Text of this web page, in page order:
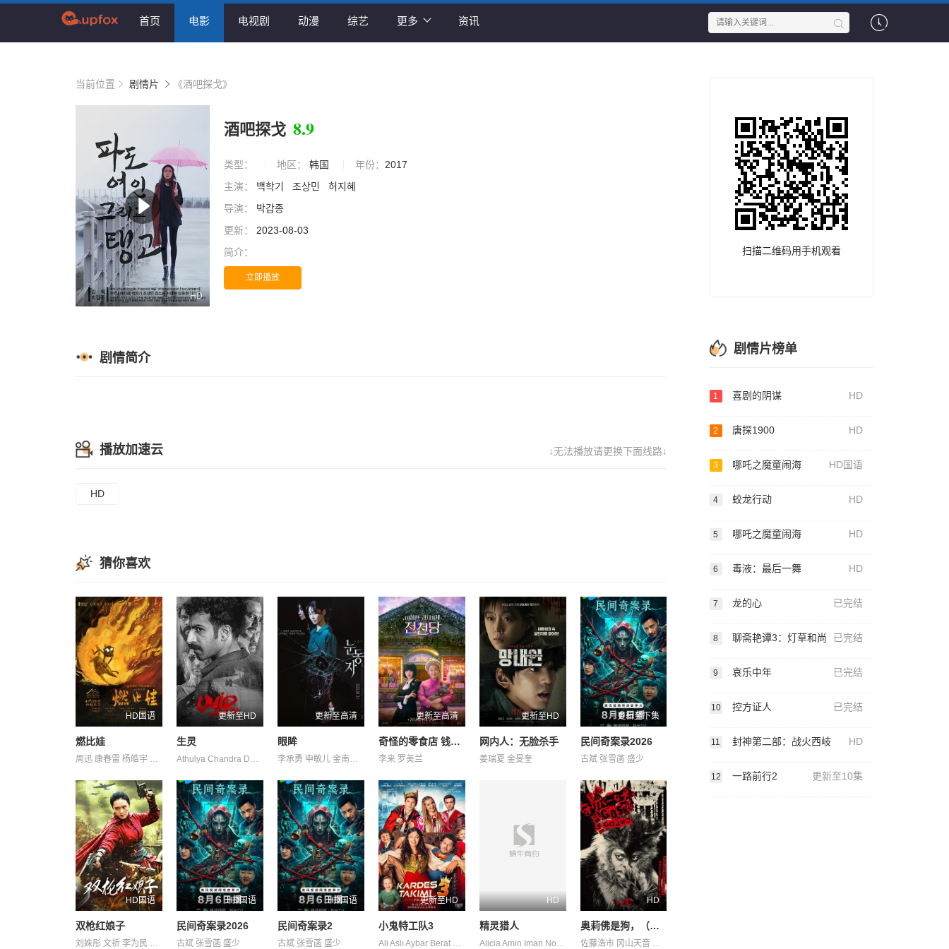
首页 电影 电视剧 动漫 综艺 更多 资讯
当前位置 剧情片 《酒吧探戈》
HD
酒吧探戈 8.9
类型： 地区： 韩国 年份： 2017
主演：
백학기 조상민
허지혜
导演：
박갑종
更新：
2023-08-03
简介：
立即播放
剧情简介
↓无法播放请更换下面线路↓
播放加速云
HD
猜你喜欢
HD国语
燃比娃
周迅 康春雷 杨皓宇 贝伊勒
更新至HD
生灵
Athulya Chandra David Divya M. Menon Nair Shruthy Thattil Vineeth 维诺德·萨加尔 罗尚·马修 苏迪普 赛亚米·凯尔
更新至高清
眼眸
李承勇 申敏儿 金南熙 金英雅
更新至高清
奇怪的零食店 钱天堂
李来 罗美兰
更新至HD
网内人：无脸杀手
姜瑞夏 金旻奎
更新至下集
民间奇案录2026
古斌 张雪菡 盛少
HD国语
双枪红娘子
HD国语
民间奇案录2026
古斌 张雪菡 盛少
HD国语
民间奇案录2
古斌 张雪菡 盛少
更新至HD
小鬼特工队3
HD
精灵猎人
HD
奥莉佛是狗，（天哪！！）这家伙电影版
扫描二维码用手机观看
剧情片榜单
1 喜剧的阴谋 HD
2 唐探1900 HD
3 哪吒之魔童闹海 HD国语
4 蛟龙行动 HD
5 哪吒之魔童闹海 HD
6 毒液：最后一舞 HD
7 龙的心 已完结
8 聊斋艳谭3：灯草和尚 已完结
9 哀乐中年 已完结
10 控方证人 已完结
11 封神第二部：战火西岐 HD
12 一路前行2 更新至10集